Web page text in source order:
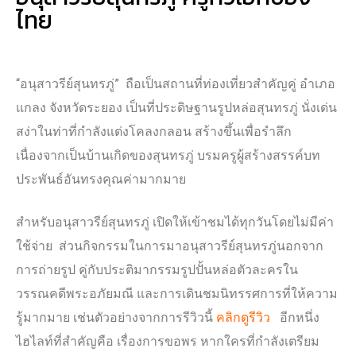
ไทย
“อนุสาวรีย์สุนทรภู่” ถือเป็นสถานที่ท่องเที่ยวสำคัญคู่ อำเภอ
แกลง จังหวัดระยอง เป็นที่ประดิษฐานรูปหล่อสุนทรภู่ นั่งเด่น
สง่าในท่าที่กำลังแต่งโคลงกลอน สร้างขึ้นเพื่อรำลึก
เนื่องจากเป็นบ้านเกิดของสุนทรภู่ บรมครูผู้สร้างสรรค์บท
ประพันธ์อันทรงคุณค่ามากมาย
สำหรับอนุสาวรีย์สุนทรภู่ เปิดให้เข้าชมได้ทุกวันโดยไม่มีค่า
ใช้จ่าย ส่วนกิจกรรมในการมาอนุสาวรีย์สุนทรภู่นอกจาก
การถ่ายรูป คู่กับประติมากรรมรูปปั้นหล่อตัวละครใน
วรรณคดีพระอภัยมณี และการเดินชมนิทรรศการที่ให้ความ
รู้มากมาย เช่นตัวอย่างจากการรีวิวนี้ คลิกดูรีวิว อีกหนึ่ง
ไฮไลท์ที่สำคัญคือ เรื่องการขอพร หากใครที่กำลังเตรียม